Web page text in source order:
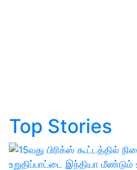
Top Stories